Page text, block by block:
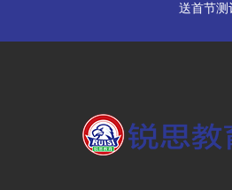
送首节测